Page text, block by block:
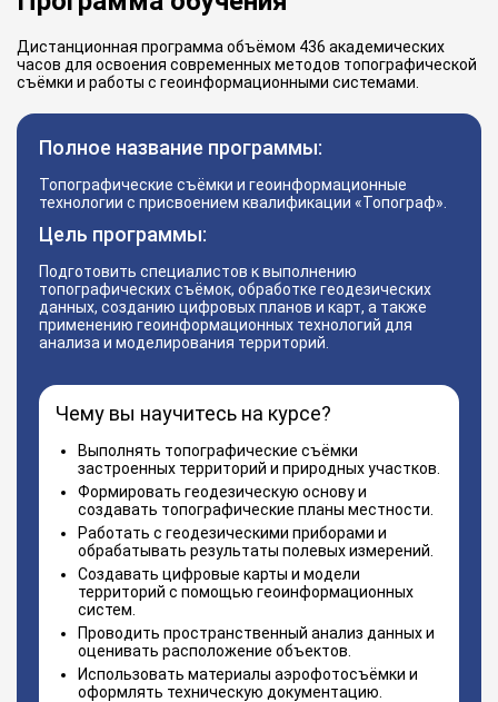
Дистанционная программа объёмом 436 академических
часов для освоения современных методов топографической
съёмки и работы с геоинформационными системами.
Полное название программы:
Топографические съёмки и геоинформационные
технологии с присвоением квалификации «Топограф».
Цель программы:
Подготовить специалистов к выполнению
топографических съёмок, обработке геодезических
данных, созданию цифровых планов и карт, а также
применению геоинформационных технологий для
анализа и моделирования территорий.
Чему вы научитесь на курсе?
Выполнять топографические съёмки
застроенных территорий и природных участков.
Формировать геодезическую основу и
создавать топографические планы местности.
Работать с геодезическими приборами и
обрабатывать результаты полевых измерений.
Создавать цифровые карты и модели
территорий с помощью геоинформационных
систем.
Проводить пространственный анализ данных и
оценивать расположение объектов.
Использовать материалы аэрофотосъёмки и
оформлять техническую документацию.